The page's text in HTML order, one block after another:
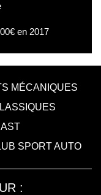
en 2017
MÉCANIQUES
SPORT AUTO
: